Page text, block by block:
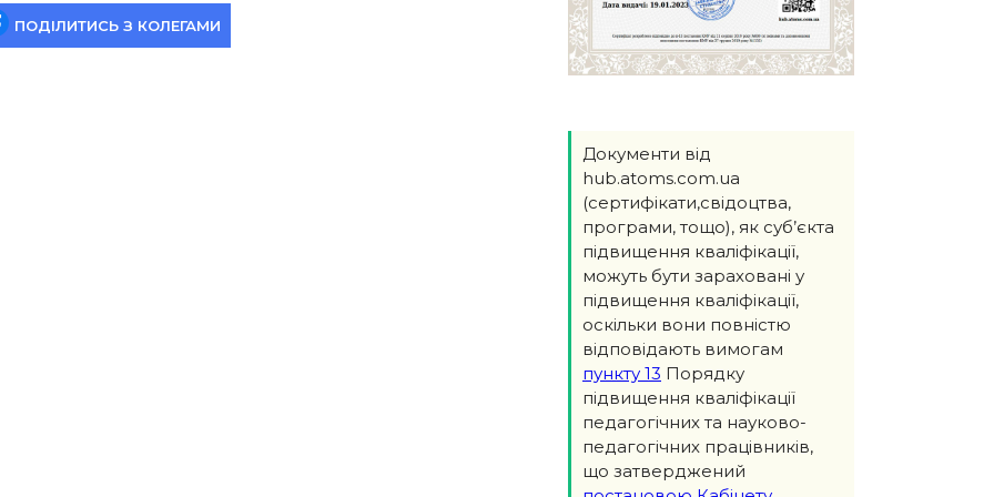
ПОДІЛИТИСЬ З КОЛЕГАМИ
Документи від
hub.atoms.com.ua
(сертифікати,свідоцтва,
програми, тощо), як суб’єкта
підвищення кваліфікації,
можуть бути зараховані у
підвищення кваліфікації,
оскільки вони повністю
відповідають вимогам
пункту 13 Порядку
підвищення кваліфікації
педагогічних та науково-
педагогічних працівників,
що затверджений